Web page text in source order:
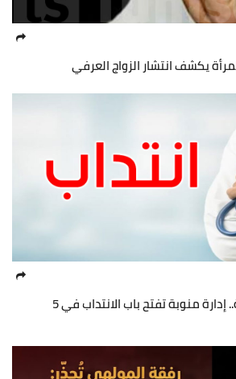
يكشف انتشار الزواج العرفي
فرصة خدمة في الصحة.. إدارة منوبة تفتح باب الانتداب في 5